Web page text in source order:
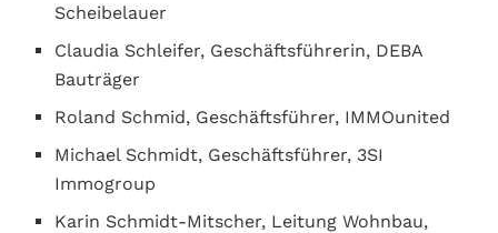
Scheibelauer
Claudia Schleifer, Geschäftsführerin, DEBA
Bauträger
Roland Schmid, Geschäftsführer, IMMOunited
Michael Schmidt, Geschäftsführer, 3SI
Immogroup
Karin Schmidt-Mitscher, Leitung Wohnbau,